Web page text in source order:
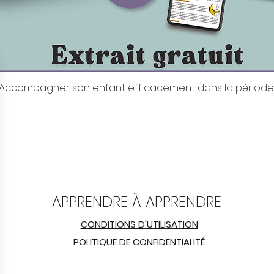
Aperçu rapide
son enfant efficacement dans la
APPRENDRE À APPRENDRE
CONDITIONS D'UTILISATION
POLITIQUE DE CONFIDENTIALITÉ